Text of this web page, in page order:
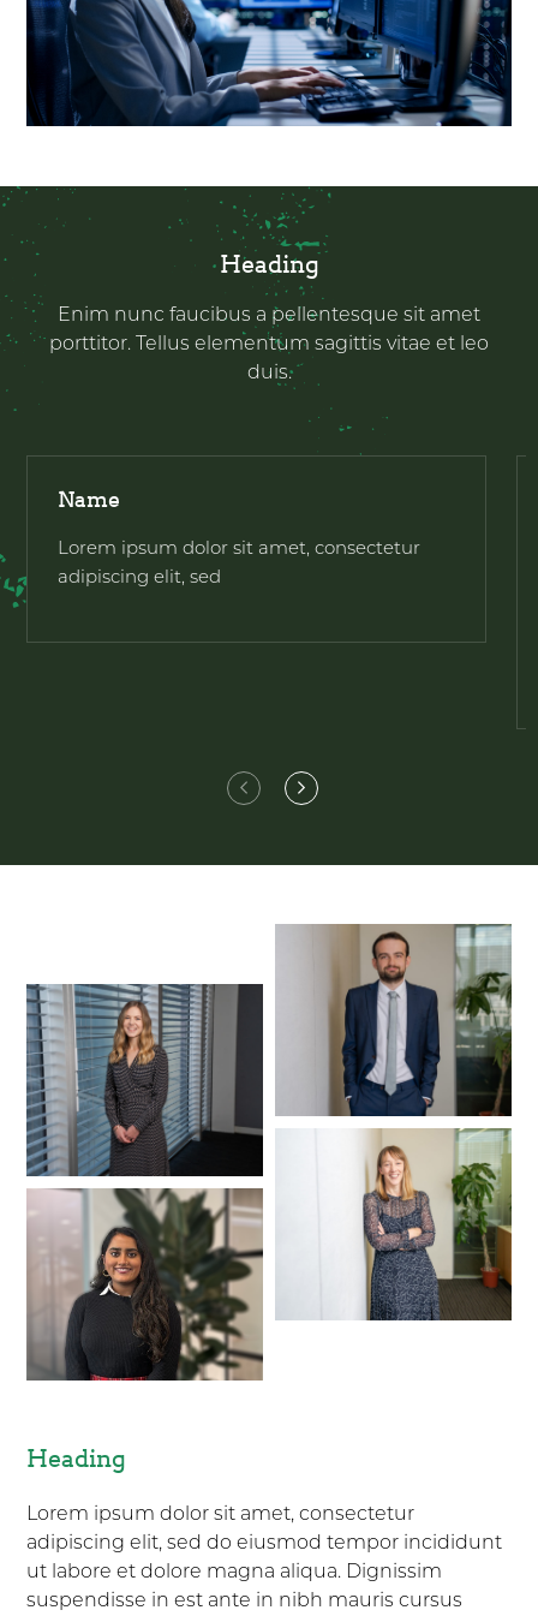
Heading
Enim nunc faucibus a pellentesque sit amet
porttitor. Tellus elementum sagittis vitae et leo
duis.
Name
Lorem ipsum dolor sit amet, consectetur
adipiscing elit, sed
Heading
Lorem ipsum dolor sit amet, consectetur
adipiscing elit, sed do eiusmod tempor incididunt
ut labore et dolore magna aliqua. Dignissim
suspendisse in est ante in nibh mauris cursus